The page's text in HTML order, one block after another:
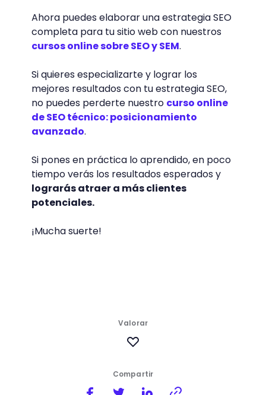
Ahora puedes elaborar una estrategia SEO
completa para tu sitio web con nuestros
cursos online sobre SEO y SEM.
Si quieres especializarte y lograr los
mejores resultados con tu estrategia SEO,
no puedes perderte nuestro curso online
de SEO técnico: posicionamiento
avanzado.
Si pones en práctica lo aprendido, en poco
tiempo verás los resultados esperados y
lograrás atraer a más clientes
potenciales.
¡Mucha suerte!
Compartir
Valorar